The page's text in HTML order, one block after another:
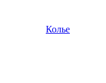
Колье